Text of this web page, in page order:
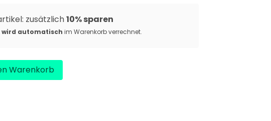
zusätzlich10% sparen
wird automatisch im Warenkorb verrechnet.
Warenkorb